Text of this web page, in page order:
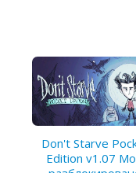
Don't Starve
Edition v1.07